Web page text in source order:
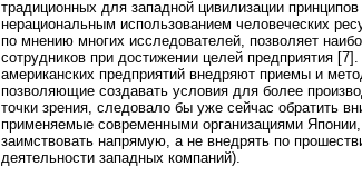
традиционных для западной цивилизации
нерациональным использованием человеческих
по мнению многих исследователей, позволяет
сотрудников при достижении целей предприятия
американских предприятий внедряют приемы и
позволяющие создавать условия для более
точки зрения, следовало бы уже сейчас обратить
применяемые современными организациями
заимствовать напрямую, а не внедрять по
деятельности западных компаний).